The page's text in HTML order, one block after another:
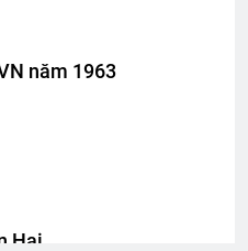
năm 1963
Hai